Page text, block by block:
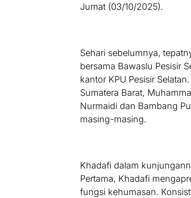
Jumat (03/10/2025).
Sehari sebelumnya,
bersama Bawaslu Pesisir
kantor KPU Pesisir
Sumatera Barat,
Nurmaidi dan Bambang
masing-masing.
Khadafi dalam
Pertama, Khadafi
fungsi kehumasan.